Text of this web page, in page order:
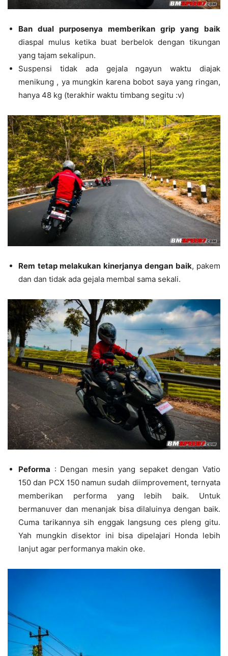
Ban dual purposenya memberikan grip yang baik
diaspal mulus ketika buat berbelok dengan tikungan
yang tajam sekalipun.
Suspensi tidak ada gejala ngayun waktu diajak
menikung , ya mungkin karena bobot saya yang ringan,
hanya 48 kg (terakhir waktu timbang segitu :v)
Rem tetap melakukan kinerjanya dengan baik, pakem
dan dan tidak ada gejala membal sama sekali.
Peforma : Dengan mesin yang sepaket dengan Vatio
150 dan PCX 150 namun sudah diimprovement, ternyata
memberikan performa yang lebih baik. Untuk
bermanuver dan menanjak bisa dilaluinya dengan baik.
Cuma tarikannya sih enggak langsung ces pleng gitu.
Yah mungkin disektor ini bisa dipelajari Honda lebih
lanjut agar performanya makin oke.